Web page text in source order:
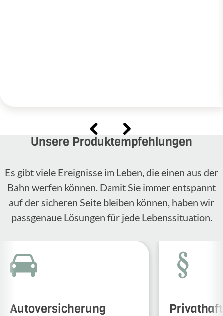
Unsere Produktempfehlungen
Es gibt viele Ereignisse im Leben, die einen aus der
Bahn werfen können. Damit Sie immer entspannt
auf der sicheren Seite bleiben können, haben wir
passgenaue Lösungen für jede Lebenssituation.
Autoversicherung